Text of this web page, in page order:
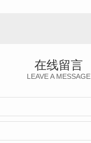
在线留言
LEAVE A MESSAGE